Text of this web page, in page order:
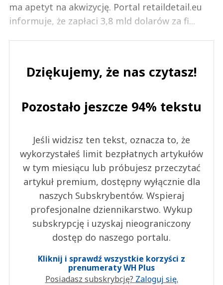
ma apetyt na akwizycję. Portal retaildetail.eu
informuje, że zapłaci 3,8 mld dolarów za fi...
Dziękujemy, że nas czytasz!
Pozostało jeszcze 94% tekstu
Jeśli widzisz ten tekst, oznacza to, że
wykorzystałeś limit bezpłatnych artykułów
w tym miesiącu lub próbujesz przeczytać
artykuł premium, dostępny wyłącznie dla
naszych Subskrybentów. Wspieraj
profesjonalne dziennikarstwo. Wykup
subskrypcję i uzyskaj nieograniczony
dostęp do naszego portalu.
Kliknij i sprawdź wszystkie korzyści z
prenumeraty WH Plus
Posiadasz subskrybcję? Zaloguj się.